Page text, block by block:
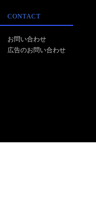
CONTACT
お問い合わせ
広告のお問い合わせ